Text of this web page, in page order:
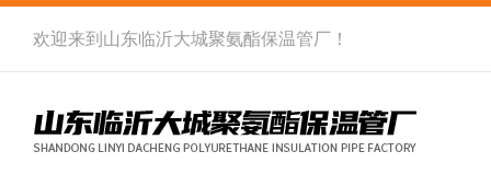
欢迎来到 山东临沂大城聚氨酯保温管厂 ！